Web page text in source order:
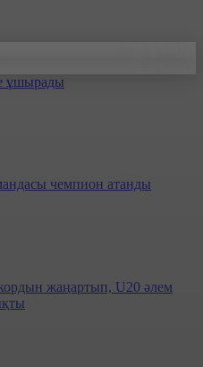
ұшырады
чемпион атанды
жаңартып, U20 әлем